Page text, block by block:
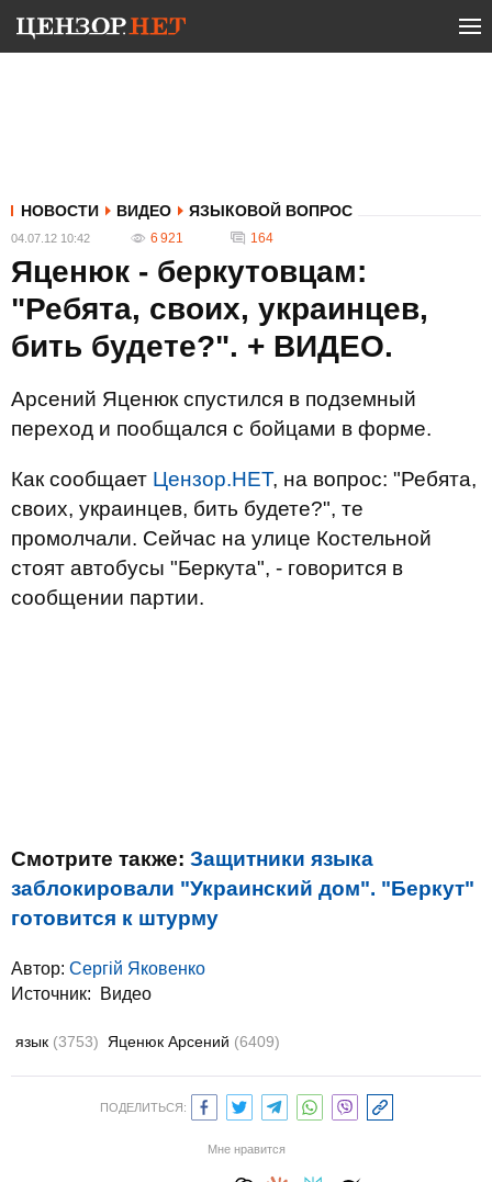
НОВОСТИ ВИДЕО ЯЗЫКОВОЙ ВОПРОС
04.07.12 10:42 6 921 164
Яценюк - беркутовцам:
"Ребята, своих, украинцев,
бить будете?". + ВИДЕО.
Арсений Яценюк спустился в подземный
переход и пообщался с бойцами в форме.
Как сообщает Цензор.НЕТ, на вопрос: "Ребята,
своих, украинцев, бить будете?", те
промолчали. Сейчас на улице Костельной
стоят автобусы "Беркута", - говорится в
сообщении партии.
Смотрите также: Защитники языка
заблокировали "Украинский дом". "Беркут"
готовится к штурму
Автор: Сергій Яковенко
Источник: Видео
язык (3753) Яценюк Арсений (6409)
ПОДЕЛИТЬСЯ:
Мне нравится